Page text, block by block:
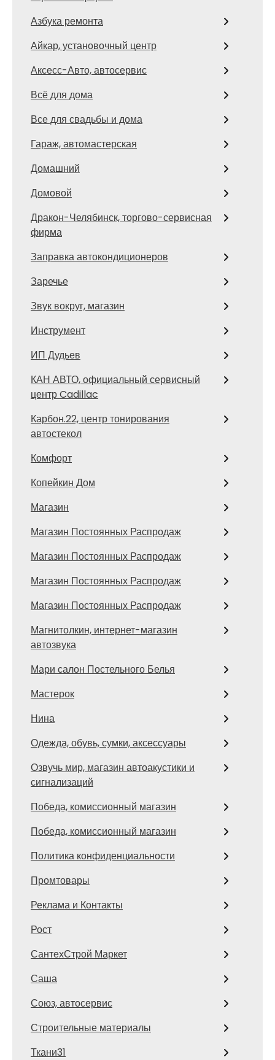
Азбука ремонта
Айкар, установочный центр
Аксесс-Авто, автосервис
Всё для дома
Все для свадьбы и дома
Гараж, автомастерская
Домашний
Домовой
Дракон-Челябинск, торгово-сервисная
фирма
Заправка автокондиционеров
Заречье
Звук вокруг, магазин
Инструмент
ИП Дудьев
КАН АВТО, официальный сервисный
центр Cadillac
Карбон.22, центр тонирования
автостекол
Комфорт
Копейкин Дом
Магазин
Магазин Постоянных Распродаж
Магазин Постоянных Распродаж
Магазин Постоянных Распродаж
Магазин Постоянных Распродаж
Магнитолкин, интернет-магазин
автозвука
Мари салон Постельного Белья
Мастерок
Нина
Одежда, обувь, сумки, аксессуары
Озвучь мир, магазин автоакустики и
сигнализаций
Победа, комиссионный магазин
Победа, комиссионный магазин
Политика конфиденциальности
Промтовары
Реклама и Контакты
Рост
СантехСтрой Маркет
Саша
Союз, автосервис
Строительные материалы
Ткани31